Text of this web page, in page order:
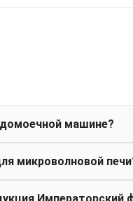
машине?
микроволновой